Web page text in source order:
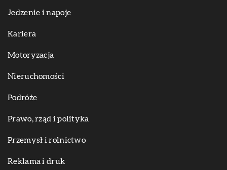
Jedzenie i napoje
Kariera
Motoryzacja
Nieruchomości
Podróże
Prawo, rząd i polityka
Przemysł i rolnictwo
Reklama i druk